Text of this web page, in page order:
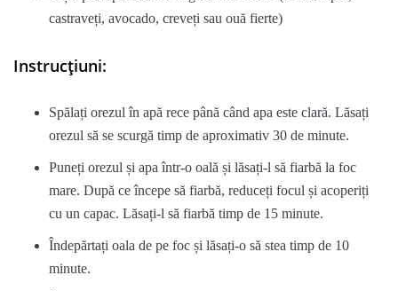
castraveți, avocado, creveți sau ouă fierte)
Instrucțiuni:
Spălați orezul în apă rece până când apa este clară. Lăsați
orezul să se scurgă timp de aproximativ 30 de minute.
Puneți orezul și apa într-o oală și lăsați-l să fiarbă la foc
mare. După ce începe să fiarbă, reduceți focul și acoperiți
cu un capac. Lăsați-l să fiarbă timp de 15 minute.
Îndepărtați oala de pe foc și lăsați-o să stea timp de 10
minute.